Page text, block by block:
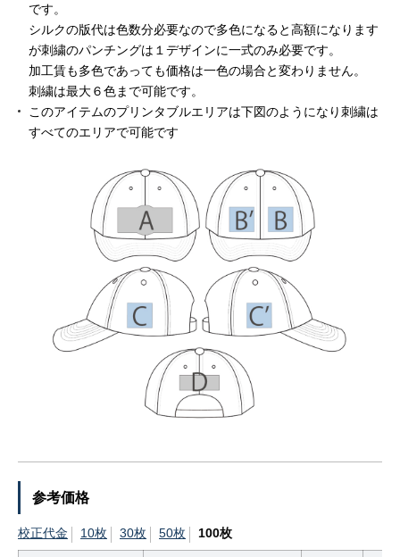
です。
シルクの版代は色数分必要なので多色になると高額になります
が刺繍のパンチングは１デザインに一式のみ必要です。
加工賃も多色であっても価格は一色の場合と変わりません。
刺繍は最大６色まで可能です。
このアイテムのプリンタブルエリアは下図のようになり刺繍は
すべてのエリアで可能です
参考価格
校正代金 10枚 30枚 50枚 100枚